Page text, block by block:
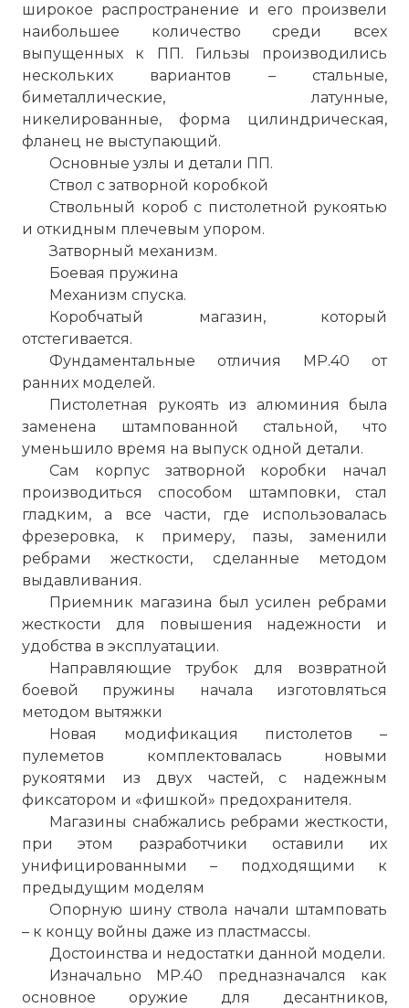
широкое распространение и его произвели
наибольшее количество среди всех
выпущенных к ПП. Гильзы производились
нескольких вариантов – стальные,
биметаллические, латунные,
никелированные, форма цилиндрическая,
фланец не выступающий.
Основные узлы и детали ПП.
Ствол с затворной коробкой
Ствольный короб с пистолетной рукоятью
и откидным плечевым упором.
Затворный механизм.
Боевая пружина
Механизм спуска.
Коробчатый магазин, который
отстегивается.
Фундаментальные отличия МР.40 от
ранних моделей.
Пистолетная рукоять из алюминия была
заменена штампованной стальной, что
уменьшило время на выпуск одной детали.
Сам корпус затворной коробки начал
производиться способом штамповки, стал
гладким, а все части, где использовалась
фрезеровка, к примеру, пазы, заменили
ребрами жесткости, сделанные методом
выдавливания.
Приемник магазина был усилен ребрами
жесткости для повышения надежности и
удобства в эксплуатации.
Направляющие трубок для возвратной
боевой пружины начала изготовляться
методом вытяжки
Новая модификация пистолетов –
пулеметов комплектовалась новыми
рукоятями из двух частей, с надежным
фиксатором и «фишкой» предохранителя.
Магазины снабжались ребрами жесткости,
при этом разработчики оставили их
унифицированными – подходящими к
предыдущим моделям
Опорную шину ствола начали штамповать
– к концу войны даже из пластмассы.
Достоинства и недостатки данной модели.
Изначально MP.40 предназначался как
основное оружие для десантников,